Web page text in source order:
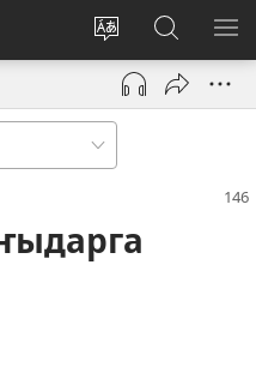
Изменить
язык
сайта
Кирер
(opens
window)
jw.org
бедрелте